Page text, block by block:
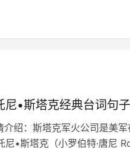
尼•斯塔克经典台词句
绍：斯塔克军火公司是美
尼•斯塔克（小罗伯特·唐尼